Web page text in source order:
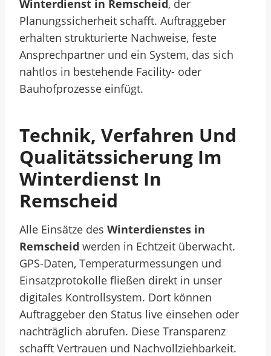
Winterdienst in Remscheid, der
Planungssicherheit schafft. Auftraggeber
erhalten strukturierte Nachweise, feste
Ansprechpartner und ein System, das sich
nahtlos in bestehende Facility- oder
Bauhofprozesse einfügt.
Technik, Verfahren Und
Qualitätssicherung Im
Winterdienst In
Remscheid
Alle Einsätze des Winterdienstes in
Remscheid werden in Echtzeit überwacht.
GPS-Daten, Temperaturmessungen und
Einsatzprotokolle fließen direkt in unser
digitales Kontrollsystem. Dort können
Auftraggeber den Status live einsehen oder
nachträglich abrufen. Diese Transparenz
schafft Vertrauen und Nachvollziehbarkeit.